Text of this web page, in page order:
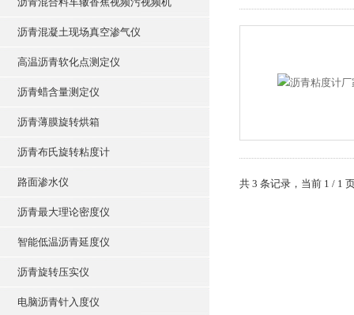
沥青混凝土现场真空渗气仪
高温沥青软化点测定仪
沥青蜡含量测定仪
沥青薄膜旋转烘箱
沥青布氏旋转粘度计
路面渗水仪
沥青最大理论密度仪
智能低温沥青延度仪
沥青旋转压实仪
电脑沥青针入度仪
共 3 条记录，当前 1 /